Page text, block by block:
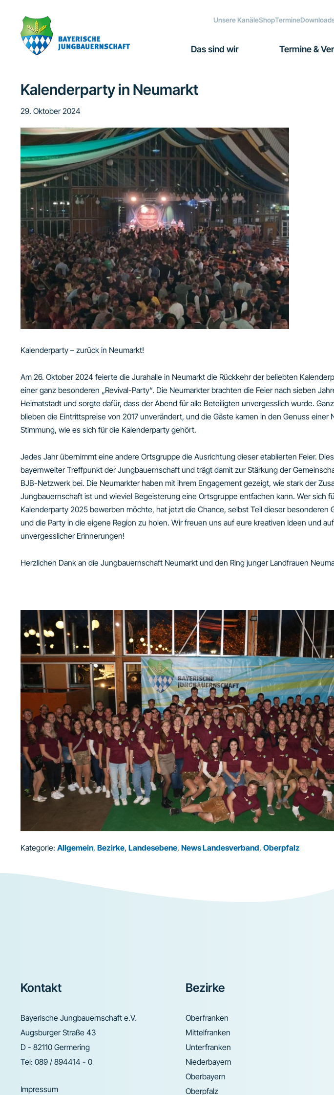
Hauptnavigation
springen
springen
Fußzeile
springen
Unsere KanäleShopTermine
Das sind wir Termine &
Kalenderparty in Neumarkt
29. Oktober 2024
Kalenderparty – zurück in Neumarkt!
Am 26. Oktober 2024 feierte die Jurahalle in Neumarkt die Rückkehr der beliebten
einer ganz besonderen „Revival-Party“. Die Neumarkter brachten die Feier nach sieben
Heimatstadt und sorgte dafür, dass der Abend für alle Beteiligten unvergesslich wurde.
blieben die Eintrittspreise von 2017 unverändert, und die Gäste kamen in den Genuss einer
Stimmung, wie es sich für die Kalenderparty gehört.
Jedes Jahr übernimmt eine andere Ortsgruppe die Ausrichtung dieser etablierten Feier.
bayernweiter Treffpunkt der Jungbauernschaft und trägt damit zur Stärkung der
BJB-Netzwerk bei. Die Neumarkter haben mit ihrem Engagement gezeigt, wie stark der
Jungbauernschaft ist und wieviel Begeisterung eine Ortsgruppe entfachen kann. Wer sich
Kalenderparty 2025 bewerben möchte, hat jetzt die Chance, selbst Teil dieser besonderen
und die Party in die eigene Region zu holen. Wir freuen uns auf eure kreativen Ideen und
unvergesslicher Erinnerungen!
Herzlichen Dank an die Jungbauernschaft Neumarkt und den Ring junger Landfrauen
Kategorie: Allgemein, Bezirke, Landesebene, News Landesverband, Oberpfalz
Footer
Kontakt
Bayerische Jungbauernschaft e.V.
Augsburger Straße 43
D - 82110 Germering
Tel: 089 / 894414 - 0
Impressum
Bezirke
Oberfranken
Mittelfranken
Unterfranken
Niederbayern
Oberbayern
Oberpfalz